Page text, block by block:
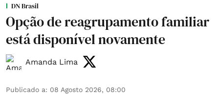
DN Brasil
Opção de reagrupamento familiar
está disponível novamente
Amanda Lima
Publicado a: 08 Agosto 2026, 08:00